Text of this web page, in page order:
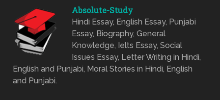
Absolute-Study
Hindi Essay, English Essay, Punjabi
Essay, Biography, General
Knowledge, Ielts Essay, Social
Issues Essay, Letter Writing in Hindi,
English and Punjabi, Moral Stories in Hindi, English
and Punjabi.